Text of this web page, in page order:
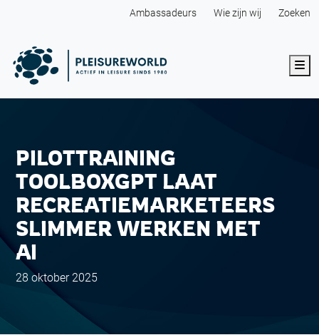
Ambassadeurs Wie zijn wij Zoeken
PILOTTRAINING
TOOLBOXGPT LAAT
RECREATIEMARKETEERS
SLIMMER WERKEN MET
AI
28 oktober 2025